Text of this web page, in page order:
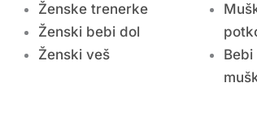
Ženske trenerke
Ženski bebi dol
Ženski veš
Bebi